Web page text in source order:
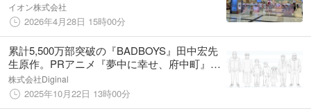
イオン株式会社
2026年4月28日 15時00分
累計5,500万部突破の『BADBOYS』田中宏先
生原作。PRアニメ『夢中に幸せ、府中町』続
編制作が始動！漫画家「田中宏」×アニメ監督
「中山竜」×日本一の人口を誇る町「府中町」
が贈る新たな物語に期待！
株式会社Diginal
2025年10月22日 13時00分